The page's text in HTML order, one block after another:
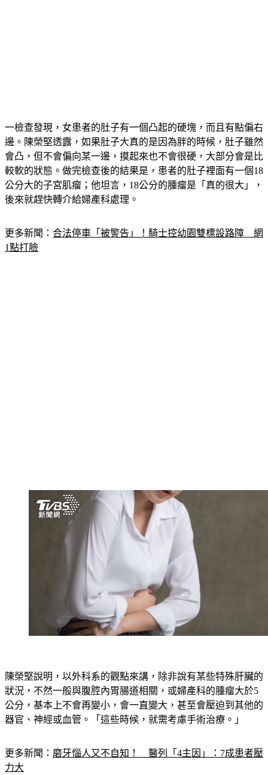
邊。陳榮堅透露，如果肚子大真的是因為胖的時候，肚子雖然
會凸，但不會偏向某一邊，摸起來也不會很硬，大部分會是比
較軟的狀態。做完檢查後的結果是，患者的肚子裡面有一個18
公分大的子宮肌瘤；他坦言，18公分的腫瘤是「真的很大」，
後來就趕快轉介給婦產科處理。
1點打臉
狀況，不然一般與腹腔內胃腸道相關，或婦產科的腫瘤大於5
公分，基本上不會再變小，會一直變大，甚至會壓迫到其他的
器官、神經或血管。「這些時候，就需考慮手術治療。」
力大